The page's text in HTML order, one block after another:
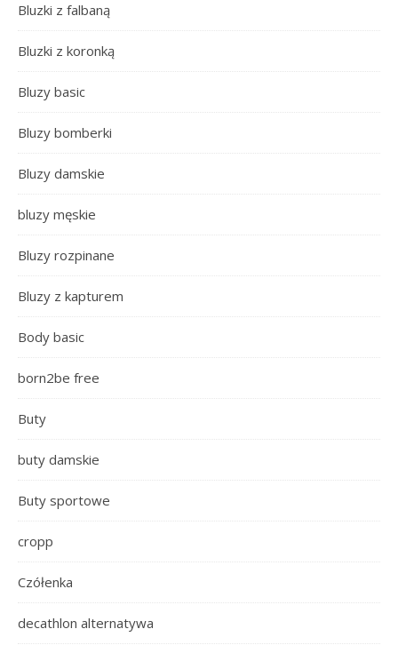
Bluzki z falbaną
Bluzki z koronką
Bluzy basic
Bluzy bomberki
Bluzy damskie
bluzy męskie
Bluzy rozpinane
Bluzy z kapturem
Body basic
born2be free
Buty
buty damskie
Buty sportowe
cropp
Czółenka
decathlon alternatywa